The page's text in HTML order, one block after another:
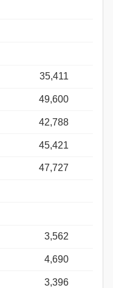
35,411
49,600
42,788
45,421
47,727
3,562
4,690
3,396